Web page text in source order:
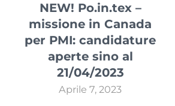
NEW! Po.in.tex –
missione in Canada
per PMI: candidature
aperte sino al
21/04/2023
Aprile 7, 2023